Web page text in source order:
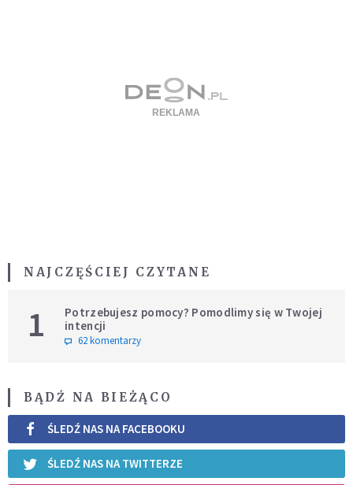
NAJCZĘŚCIEJ CZYTANE
1
Potrzebujesz pomocy? Pomodlimy się w Twojej
intencji
62 komentarzy
BĄDŹ NA BIEŻĄCO
ŚLEDŹ NAS NA FACEBOOKU
ŚLEDŹ NAS NA TWITTERZE